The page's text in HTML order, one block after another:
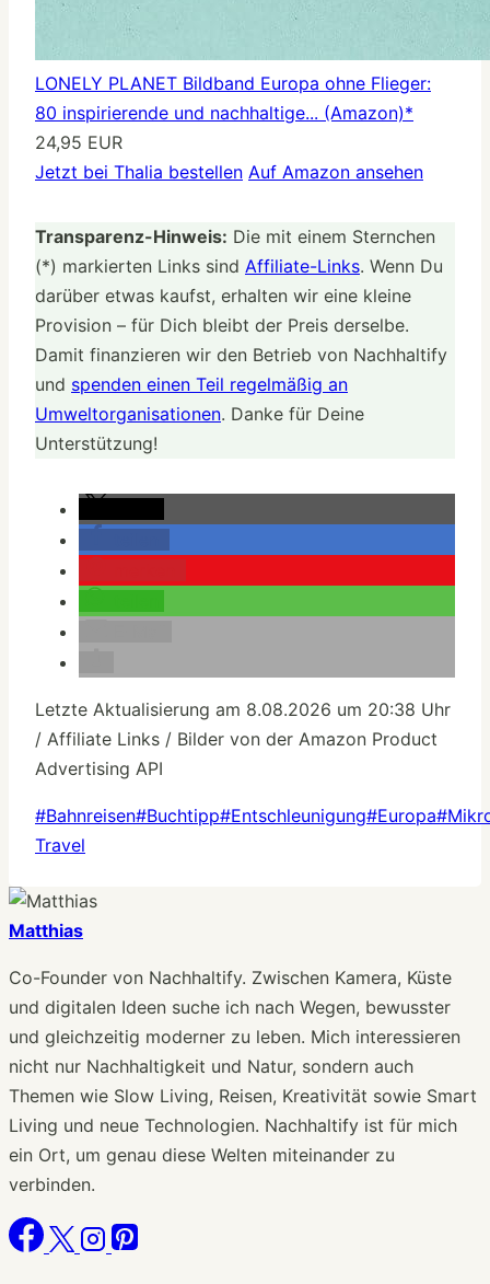
LONELY PLANET Bildband Europa ohne Flieger:
80 inspirierende und nachhaltige... (Amazon)*
24,95 EUR
Jetzt bei Thalia bestellen Auf Amazon ansehen
Transparenz-Hinweis: Die mit einem Sternchen
(*) markierten Links sind Affiliate-Links. Wenn Du
darüber etwas kaufst, erhalten wir eine kleine
Provision – für Dich bleibt der Preis derselbe.
Damit finanzieren wir den Betrieb von Nachhaltify
und spenden einen Teil regelmäßig an
Umweltorganisationen. Danke für Deine
Unterstützung!
Letzte Aktualisierung am 8.08.2026 um 20:38 Uhr
/ Affiliate Links / Bilder von der Amazon Product
Advertising API
Schlagworte:
#Bahnreisen#Buchtipp#Entschleunigung#Europa#
Travel
Matthias
Co-Founder von Nachhaltify. Zwischen Kamera, Küste
und digitalen Ideen suche ich nach Wegen, bewusster
und gleichzeitig moderner zu leben. Mich interessieren
nicht nur Nachhaltigkeit und Natur, sondern auch
Themen wie Slow Living, Reisen, Kreativität sowie Smart
Living und neue Technologien. Nachhaltify ist für mich
ein Ort, um genau diese Welten miteinander zu
verbinden.